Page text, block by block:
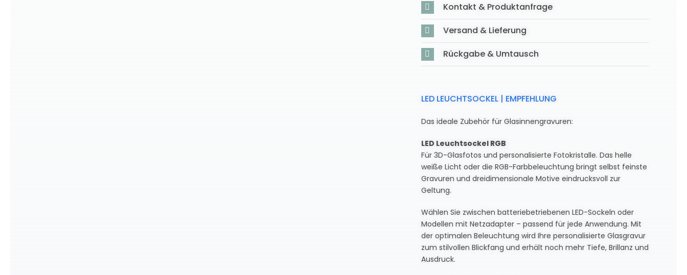
Kontakt & Produktanfrage
Versand & Lieferung
Rückgabe & Umtausch
LED LEUCHTSOCKEL | EMPFEHLUNG
Das ideale Zubehör für Glasinnengravuren:
LED Leuchtsockel RGB
Für 3D-Glasfotos und personalisierte Fotokristalle. Das helle
weiße Licht oder die RGB-Farbbeleuchtung bringt selbst feinste
Gravuren und dreidimensionale Motive eindrucksvoll zur
Geltung.
Wählen Sie zwischen batteriebetriebenen LED-Sockeln oder
Modellen mit Netzadapter – passend für jede Anwendung. Mit
der optimalen Beleuchtung wird Ihre personalisierte Glasgravur
zum stilvollen Blickfang und erhält noch mehr Tiefe, Brillanz und
Ausdruck.